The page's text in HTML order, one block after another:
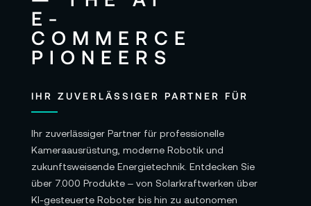
IHR ZUVERLÄSSIGER PARTNER FÜR
Ihr zuverlässiger Partner für professionelle
Kameraausrüstung, moderne Robotik und
zukunftsweisende Energietechnik. Entdecken Sie
über 7.000 Produkte – von Solarkraftwerken über
KI-gesteuerte Roboter bis hin zu autonomen